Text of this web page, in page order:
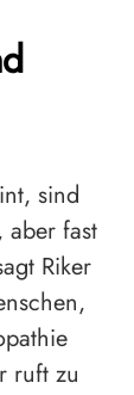
sind
fast
Riker
ruft zu